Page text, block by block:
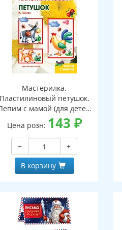
Мастерилка.
Пластилиновый петушок.
с мамой (для детей
5-7 лет)
Цена розн: 143 ₽
−
+
В корзину